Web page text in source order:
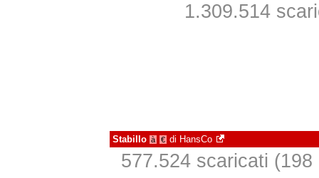
1.309.514
Stabillo à € di HansCo
577.524 scaricati (198